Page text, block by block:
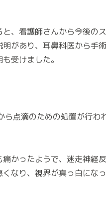
、看護師さんから今後の
明があり、耳鼻科医から手
受けました。
ら点滴のための処置が行わ
かったようで、迷走神経
くなり、視界が真っ白にな